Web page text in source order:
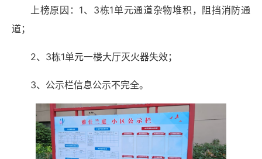
上榜原因：1、3栋1单元通道杂物堆积，阻挡消防通
道；
2、3栋1单元一楼大厅灭火器失效；
3、公示栏信息公示不完全。